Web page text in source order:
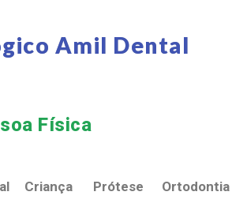
Amil Dental
Física​
Criança Prótese
Ortodontia